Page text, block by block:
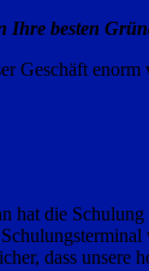
Ihre besten
Geschäft
hat die
dass unsere